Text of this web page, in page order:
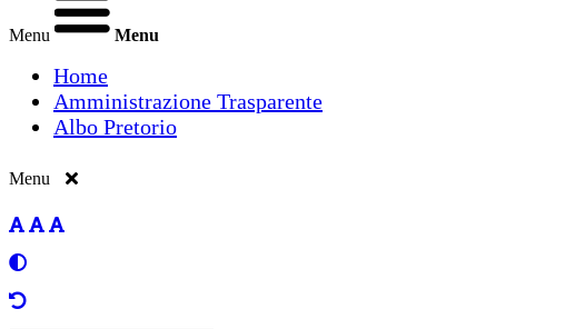
Menu Menu
Home
Amministrazione Trasparente
Albo Pretorio
Menu